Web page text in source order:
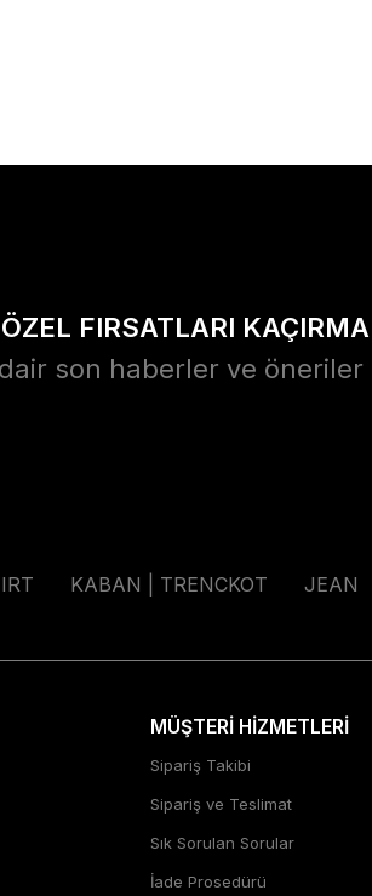
FIRSATLARI KAÇIRMA
son haberler ve
KABAN | TRENCKOT JEAN
MÜŞTERİ HİZMETLERİ
Sipariş Takibi
Sipariş ve Teslimat
Sık Sorulan Sorular
İade Prosedürü